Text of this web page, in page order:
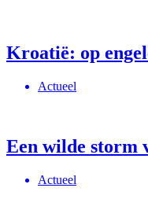
Kroatië: op
Actueel
Een wilde storm
Actueel